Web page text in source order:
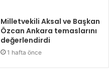
Milletvekili Aksal ve Başkan
Özcan Ankara temaslarını
değerlendirdi
1 hafta önce